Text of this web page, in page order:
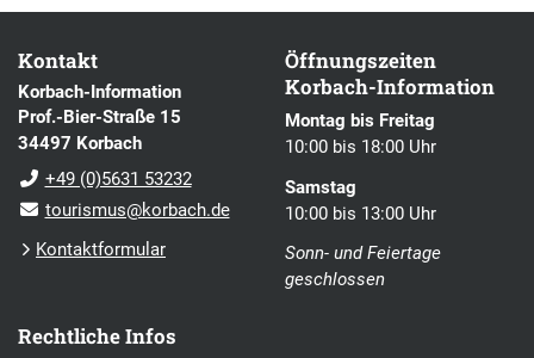
Kontakt
Korbach-Information
Prof.-Bier-Straße 15
34497 Korbach
+49 (0)5631 53232
tourismus@korbach.de
Kontaktformular
Öffnungszeiten
Korbach-Information
Montag bis Freitag
10:00 bis 18:00 Uhr
Samstag
10:00 bis 13:00 Uhr
Sonn- und Feiertage
geschlossen
Rechtliche Infos